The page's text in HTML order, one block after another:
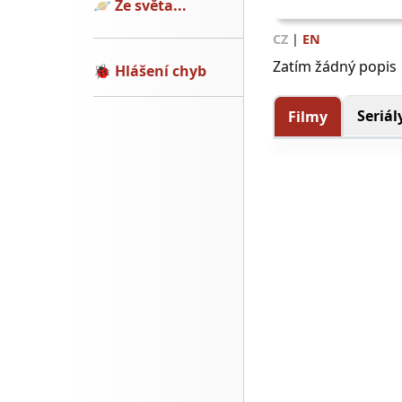
🪐 Ze světa...
🐞 Hlášení chyb
CZ | EN
Zatím žádný popis
Filmy